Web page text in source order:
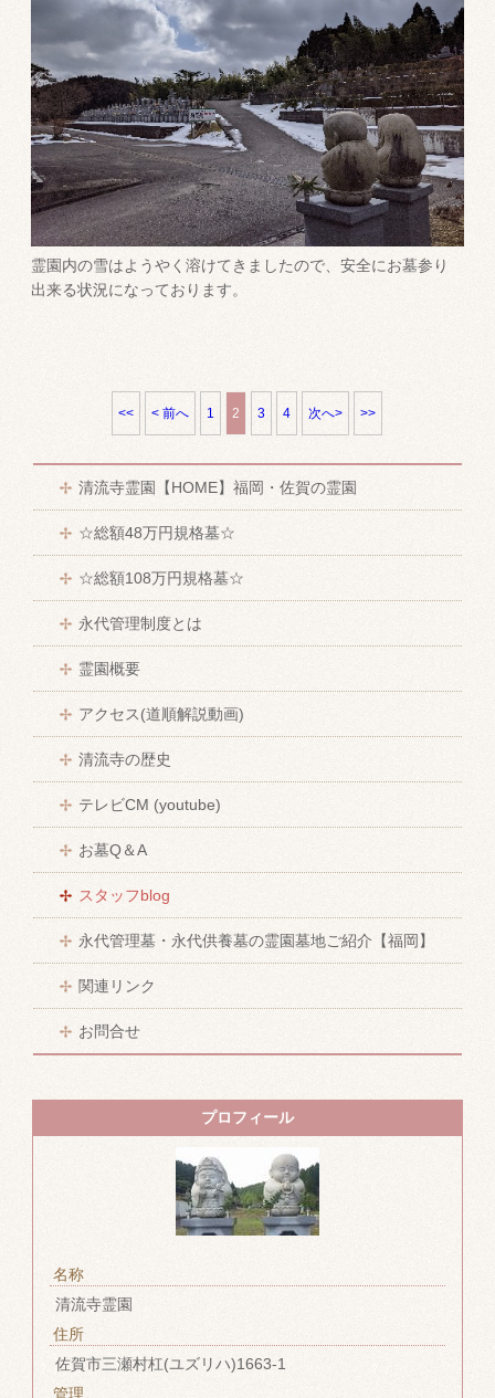
霊園内の雪はようやく溶けてきましたので、安全にお墓参り
出来る状況になっております。
<< < 前へ 1 2 3 4 次へ> >>
清流寺霊園【HOME】福岡・佐賀の霊園
☆総額48万円規格墓☆
☆総額108万円規格墓☆
永代管理制度とは
霊園概要
アクセス(道順解説動画)
清流寺の歴史
テレビCM (youtube)
お墓Q＆A
スタッフblog
永代管理墓・永代供養墓の霊園墓地ご紹介【福岡】
関連リンク
お問合せ
プロフィール
名称
清流寺霊園
住所
佐賀市三瀬村杠(ユズリハ)1663-1
管理